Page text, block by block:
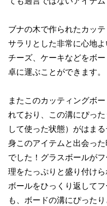
ブナの木で作られたカッ
サラリとした非常に心地
チーズ、ケーキなどをボ
卓に運ぶことができます。
またこのカッティングボ
れており、この溝にぴっ
して使った状態）がはま
身このアイテムと出会っ
でした！グラスボールが
理をたっぷりと盛り付け
ボールをひっくり返して
も、ボードの溝にぴった